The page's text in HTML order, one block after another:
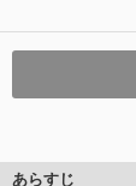
あらすじ